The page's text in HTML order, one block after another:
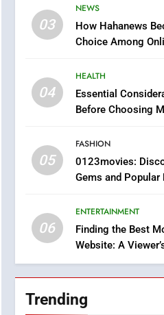
03
NEWS
How Hahanews
Choice Among
04
HEALTH
Essential
Before Choosing
05
FASHION
0123movies:
Gems and Popular
06
ENTERTAINMENT
Finding the Best
Website: A
Streaming
Trending
6
Finding
7
The
Fit In?
Discover a
BUSINESS
1
DPP
and